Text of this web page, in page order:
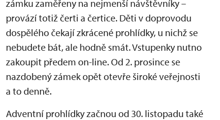
zámku zaměřeny na nejmenší návštěvníky –
provází totiž čerti a čertice. Děti v doprovodu
dospělého čekají zkrácené prohlídky, u nichž se
nebudete bát, ale hodně smát. Vstupenky nutno
zakoupit předem on-line. Od 2. prosince se
nazdobený zámek opět otevře široké veřejnosti
a to denně.
Adventní prohlídky začnou od 30. listopadu také